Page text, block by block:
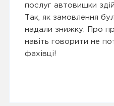
послуг автовишки
Так, як замовлення
надали знижку. Про
навіть говорити не
фахівці!